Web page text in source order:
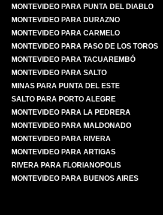
MONTEVIDEO PARA PUNTA DEL DIABLO
MONTEVIDEO PARA DURAZNO
MONTEVIDEO PARA CARMELO
MONTEVIDEO PARA PASO DE LOS TOROS
MONTEVIDEO PARA TACUAREMBÓ
MONTEVIDEO PARA SALTO
MINAS PARA PUNTA DEL ESTE
SALTO PARA PORTO ALEGRE
MONTEVIDEO PARA LA PEDRERA
MONTEVIDEO PARA MALDONADO
MONTEVIDEO PARA RIVERA
MONTEVIDEO PARA ARTIGAS
RIVERA PARA FLORIANOPOLIS
MONTEVIDEO PARA BUENOS AIRES